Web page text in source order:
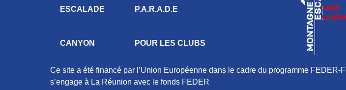
ESCALADE
CANYON
P.A.R.A.D.E
POUR LES CLUBS
Ce site a été financé par l’Union Européenne dans le cadre du programme FEDER-
s’engage à La Réunion avec le fonds FEDER